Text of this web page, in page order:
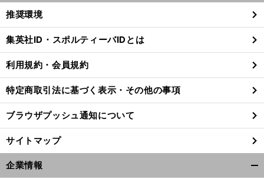
閉
る
推奨環境
集英社ID・スポルティーバIDとは
利用規約・会員規約
特定商取引法に基づく表示・その他の事項
ブラウザプッシュ通知について
サイトマップ
企業情報